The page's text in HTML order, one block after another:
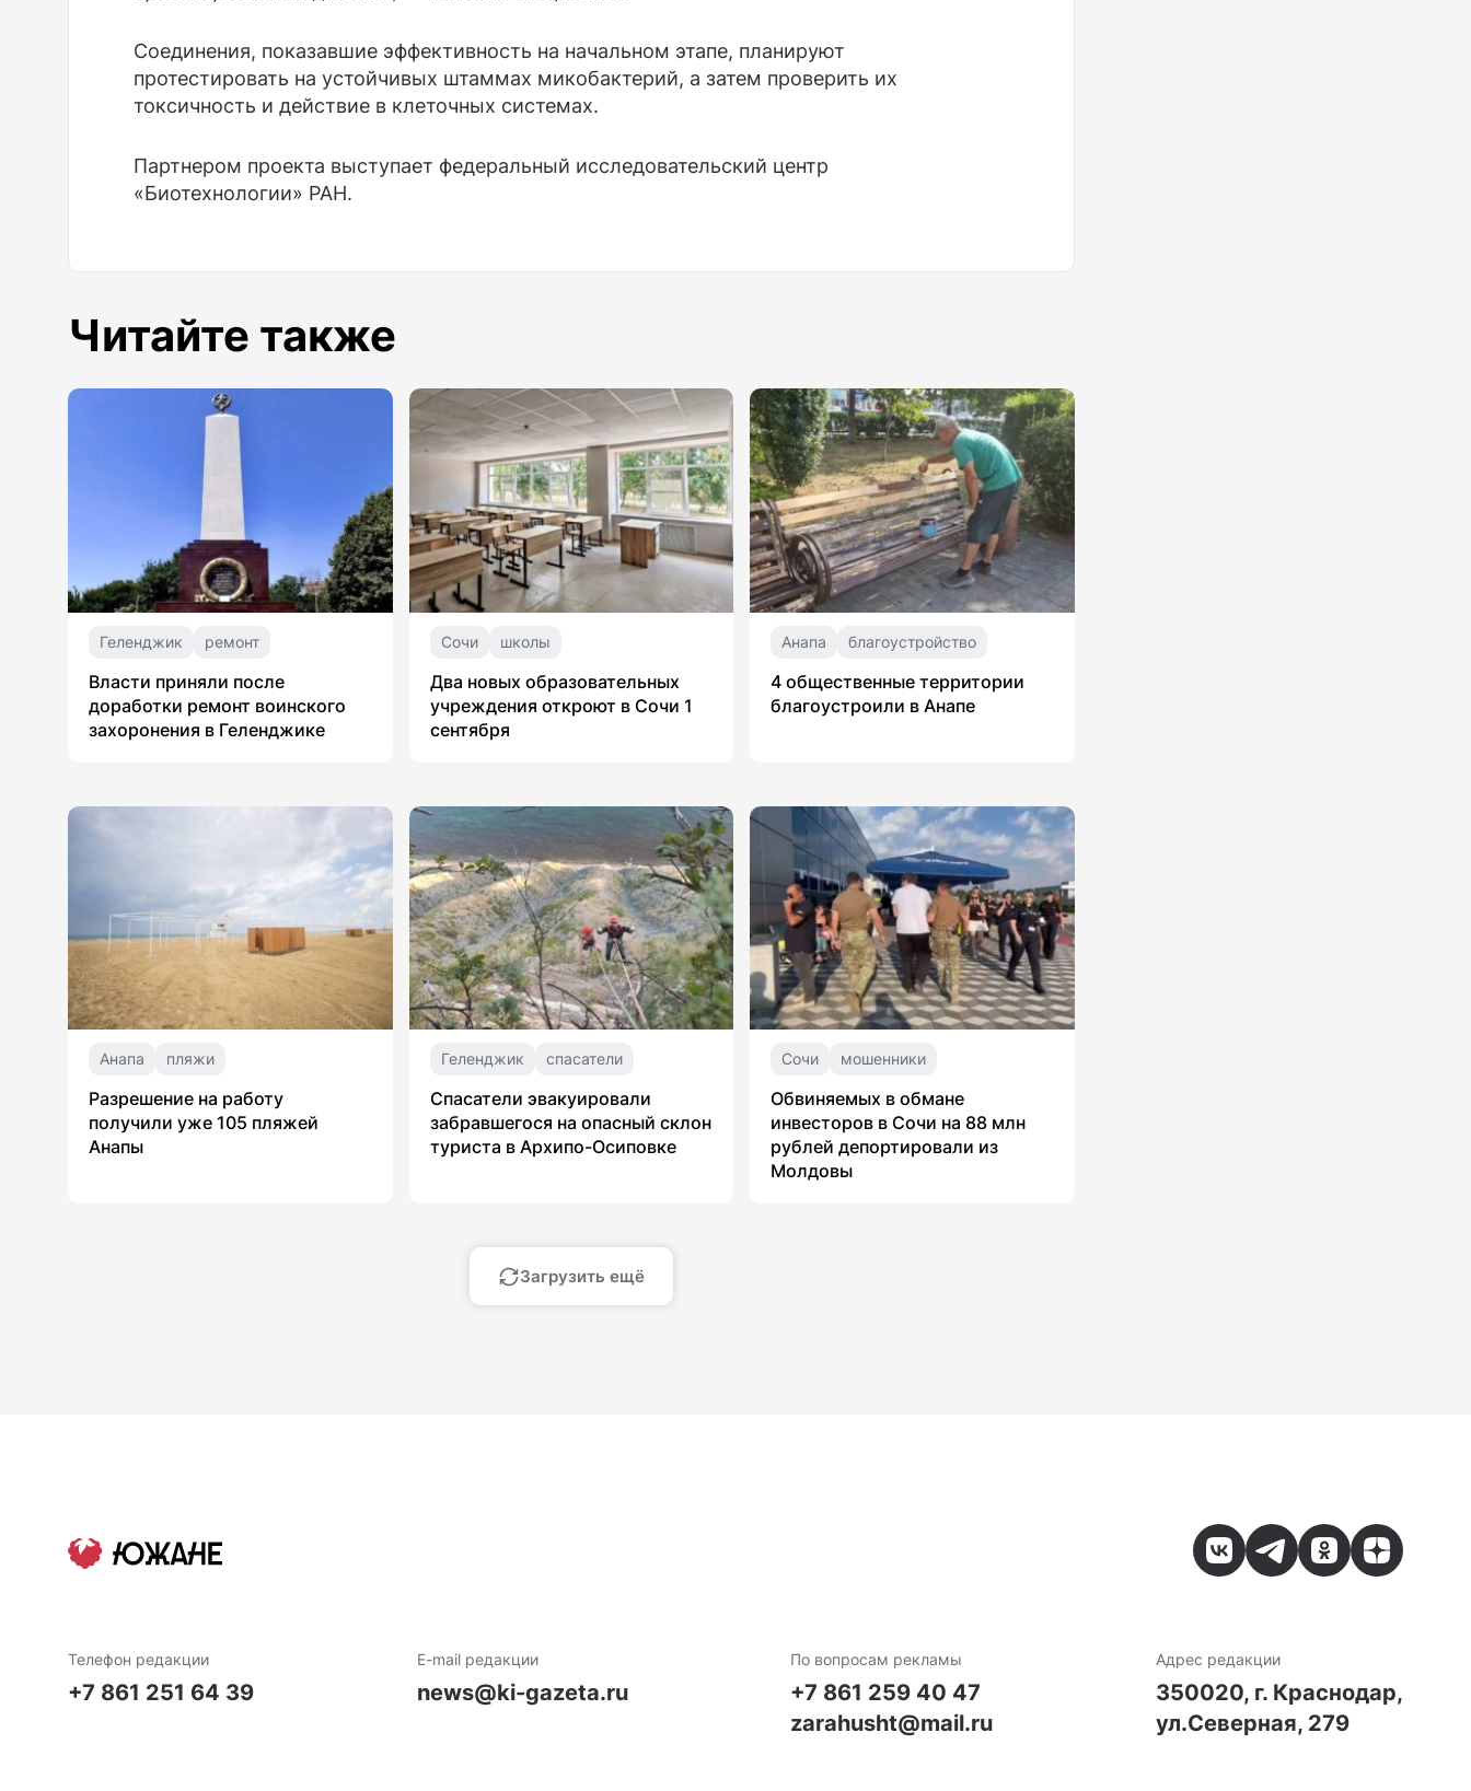
Соединения, показавшие эффективность на начальном этапе, планируют
протестировать на устойчивых штаммах микобактерий, а затем проверить их
токсичность и действие в клеточных системах.
Партнером проекта выступает федеральный исследовательский центр
«Биотехнологии» РАН.
Читайте также
Геленджик ремонт
Власти приняли после
доработки ремонт воинского
захоронения в Геленджике
Сочи школы
Два новых образовательных
учреждения откроют в Сочи 1
сентября
Анапа благоустройство
4 общественные территории
благоустроили в Анапе
Анапа пляжи
Разрешение на работу
получили уже 105 пляжей
Анапы
Геленджик спасатели
Спасатели эвакуировали
забравшегося на опасный склон
туриста в Архипо-Осиповке
Сочи мошенники
Обвиняемых в обмане
инвесторов в Сочи на 88 млн
рублей депортировали из
Молдовы
Загрузить ещё
Телефон редакции
+7 861 251 64 39
E-mail редакции
news@ki-gazeta.ru
По вопросам рекламы
+7 861 259 40 47
zarahusht@mail.ru
Адрес редакции
350020, г. Краснодар,
ул.Северная, 279